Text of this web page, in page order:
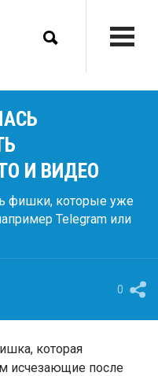
И ВИДЕО
фишки, которые уже
Telegram или
0
которая
исчезающие после